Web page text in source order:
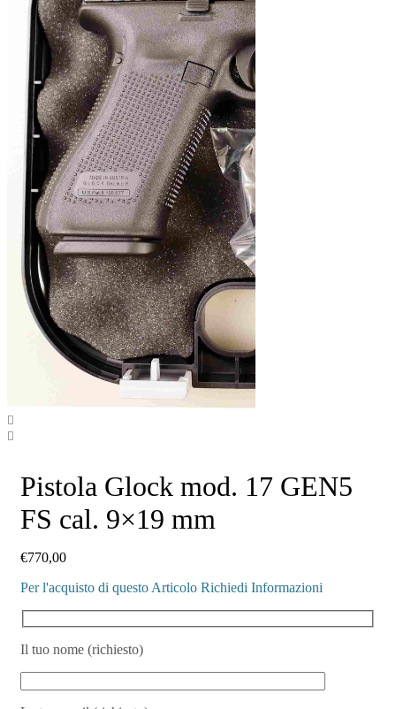
Pistola Glock mod. 17 GEN5
FS cal. 9×19 mm
€770,00
Per l'acquisto di questo Articolo Richiedi Informazioni
Il tuo nome (richiesto)